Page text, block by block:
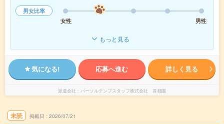
男女比率
女性
男性
もっと見る
気になる! 応募へ進む 詳しく見る
派遣会社 パーソルテンプスタッフ株式会社 首都圏
未読 掲載日 2026/07/21